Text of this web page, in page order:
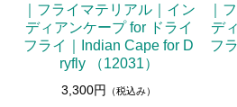
｜フライマテリアル｜イン
ディアンケープ for ドライ
フライ｜Indian Cape for D
ryfly （12031）
3,300円 （税込み）
｜
デ
フ